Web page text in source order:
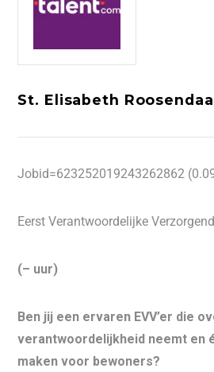
St. Elisabeth Roosendaal
Jobid=623252019243262862
Eerst Verantwoordelijke
(– uur)
Ben jij een ervaren EVV’er die
verantwoordelijkheid neemt en
maken voor bewoners?